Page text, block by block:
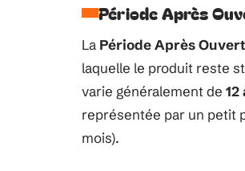
Période Après
La Période Après
laquelle le produit reste
varie généralement de 12
représentée par un petit
mois).